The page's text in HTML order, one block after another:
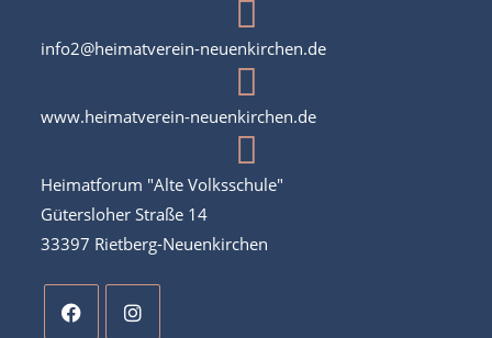
info2@heimatverein-neuenkirchen.de
www.heimatverein-neuenkirchen.de
Heimatforum "Alte Volksschule"
Gütersloher Straße 14
33397 Rietberg-Neuenkirchen